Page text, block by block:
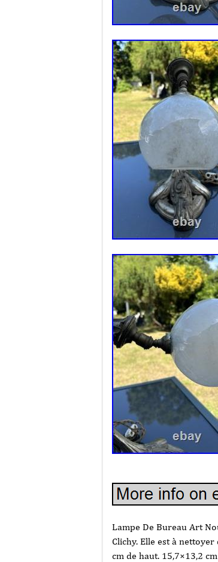
Lampe De Bureau Art
Clichy. Elle est à
cm de haut. 15,7×13,2